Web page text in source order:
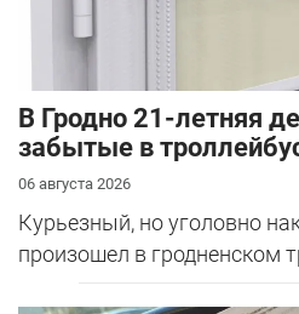
В Гродно 21-летняя
забытые в
06 августа 2026
Курьезный, но уголовно
произошел в гродненском